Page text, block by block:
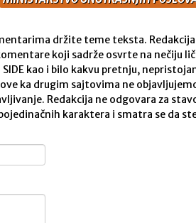
držite teme teksta.
koji sadrže osvrte na nečiju
SIDE kao i bilo kakvu pretnju,
ka drugim sajtovima ne
Redakcija ne odgovara za
karaktera i smatra se da